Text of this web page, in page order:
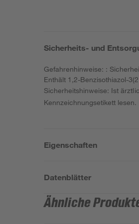
Sicherheits- und
Gefahrenhinweise: :
Enthält 1,2-Benzisothiazol-
Sicherheitshinweise: Ist
Kennzeichnungsetikett lesen.
Eigenschaften
Datenblätter
Ähnliche